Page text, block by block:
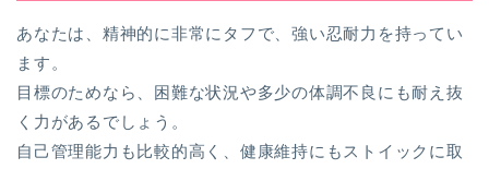
あなたは、精神的に非常にタフで、強い忍耐力を持ってい
ます。
目標のためなら、困難な状況や多少の体調不良にも耐え抜
く力があるでしょう。
自己管理能力も比較的高く、健康維持にもストイックに取